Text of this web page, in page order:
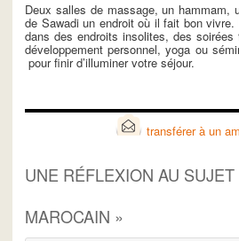
Deux salles de massage, un hammam,
de Sawadi un endroit où il fait bon
dans des endroits insolites, des
développement personnel, yoga ou
pour finir d’illuminer votre séjour.
transférer à un
UNE RÉFLEXION AU SUJET
MAROCAIN »